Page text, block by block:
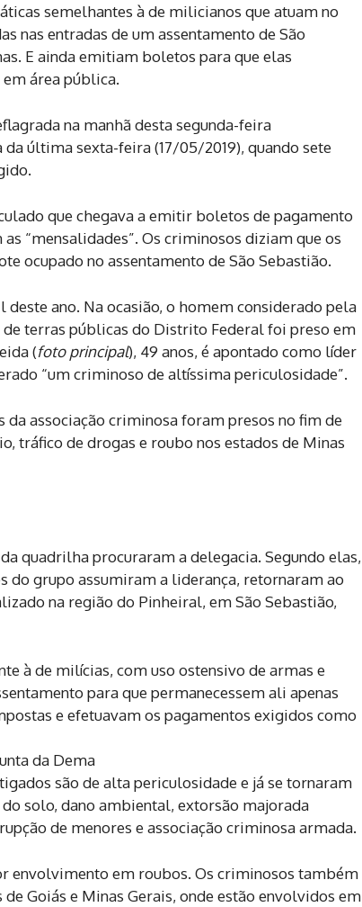
semelhantes à de milicianos que atuam no
nas entradas de um assentamento de São
E ainda emitiam boletos para que elas
área pública.
na manhã desta segunda-feira
última sexta-feira (17/05/2019), quando sete
que chegava a emitir boletos de pagamento
“mensalidades”. Os criminosos diziam que os
ocupado no assentamento de São Sebastião.
ano. Na ocasião, o homem considerado pela
terras públicas do Distrito Federal foi preso em
(foto principal), 49 anos, é apontado como líder
“um criminoso de altíssima periculosidade”.
associação criminosa foram presos no fim de
tráfico de drogas e roubo nos estados de Minas
quadrilha procuraram a delegacia. Segundo elas,
do grupo assumiram a liderança, retornaram ao
na região do Pinheiral, em São Sebastião,
à de milícias, com uso ostensivo de armas e
para que permanecessem ali apenas
e efetuavam os pagamentos exigidos como
da Dema
são de alta periculosidade e já se tornaram
solo, dano ambiental, extorsão majorada
de menores e associação criminosa armada.
envolvimento em roubos. Os criminosos também
Goiás e Minas Gerais, onde estão envolvidos em